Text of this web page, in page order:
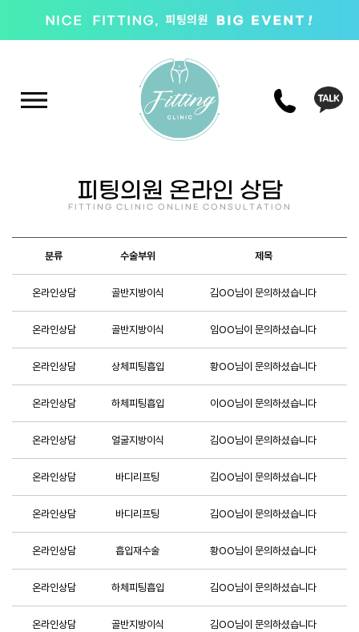
피팅의원 온라인 상담
FITTING CLINIC ONLINE CONSULTATION
분류 수술부위 제목
온라인상담 골반지방이식 김OO님이 문의하셨습니다
온라인상담 골반지방이식 임OO님이 문의하셨습니다
온라인상담 상체피팅흡입 황OO님이 문의하셨습니다
온라인상담 하체피팅흡입 이OO님이 문의하셨습니다
온라인상담 얼굴지방이식 김OO님이 문의하셨습니다
온라인상담 바디리프팅 김OO님이 문의하셨습니다
온라인상담 바디리프팅 김OO님이 문의하셨습니다
온라인상담 흡입재수술 황OO님이 문의하셨습니다
온라인상담 하체피팅흡입 김OO님이 문의하셨습니다
온라인상담 골반지방이식 김OO님이 문의하셨습니다